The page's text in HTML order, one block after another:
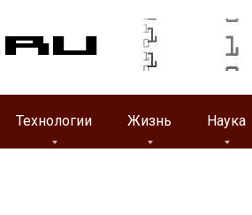
Технологии Жизнь Наука